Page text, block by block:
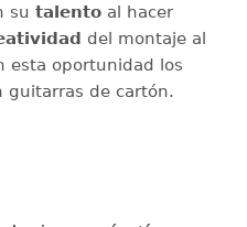
su talentoal hacer
del montaje al
esta oportunidad los
guitarras de cartón.